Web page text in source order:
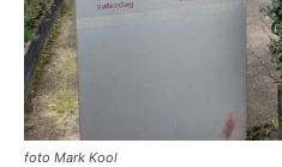
foto Mark Kool